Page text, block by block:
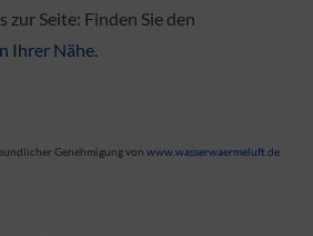
zur Seite: Finden Sie den
Ihrer Nähe.
Genehmigung vonwww.wasserwaermeluft.de